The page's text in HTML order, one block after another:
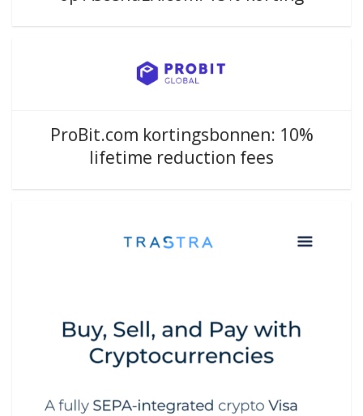
ProBit.com kortingsbonnen: 10%
lifetime reduction fees